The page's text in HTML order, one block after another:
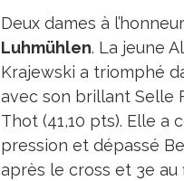
Deux dames à
Luhmühlen. La jeune
Krajewski a triomphé
avec son brillant Selle
Thot (41,10 pts). Elle a
pression et dépassé
après le cross et 3e au